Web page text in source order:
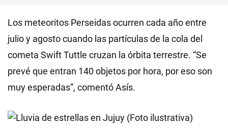
Los meteoritos Perseidas ocurren cada año entre
julio y agosto cuando las partículas de la cola del
cometa Swift Tuttle cruzan la órbita terrestre. “Se
prevé que entran 140 objetos por hora, por eso son
muy esperadas”, comentó Asís.